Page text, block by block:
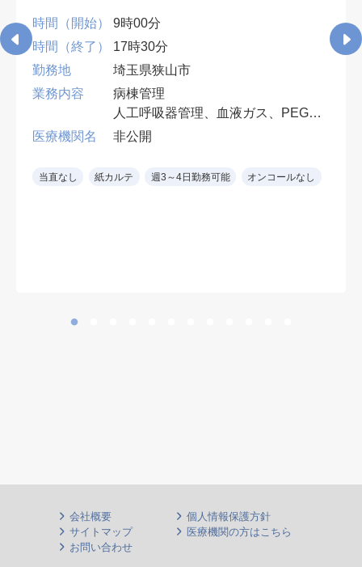
時間（開始）
9時00分
時間（終了）
17時30分
勤務地
埼玉県狭山市
業務内容
病棟管理
人工呼吸器管理、血液ガス、PEG・
胃ろう交換など、入院患者の処置対
早番・遅番各週1回。週4日勤務可
医療機関名 非公開
当直なし 紙カルテ 週3～4日勤務可能 オンコールなし
会社概要
個人情報保護方針
サイトマップ
医療機関の方はこちら
お問い合わせ